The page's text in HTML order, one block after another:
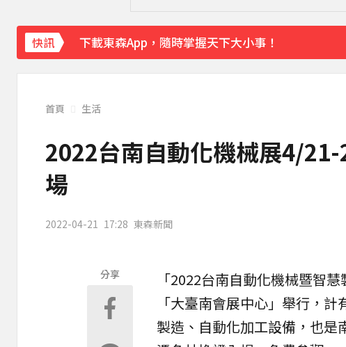
快訊
下載東森App，隨時掌握天下大小事！
《理財達人秀》X 安聯投信免費講座報名中！搶先
首頁 生活
2022台南自動化機械展4/
場
2022-04-21 17:28 東森新聞
分享 「2022台南自動化機械暨智慧
「大臺南會展中心」舉行，計
製造、 自動化加工設備，也是